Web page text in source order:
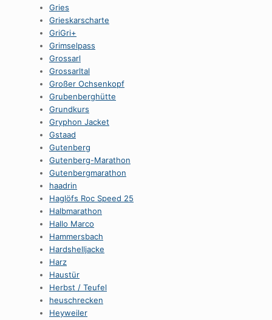
Gries
Grieskarscharte
GriGri+
Grimselpass
Grossarl
Grossarltal
Großer Ochsenkopf
Grubenberghütte
Grundkurs
Gryphon Jacket
Gstaad
Gutenberg
Gutenberg-Marathon
Gutenbergmarathon
haadrin
Haglöfs Roc Speed 25
Halbmarathon
Hallo Marco
Hammersbach
Hardshelljacke
Harz
Haustür
Herbst / Teufel
heuschrecken
Heyweiler